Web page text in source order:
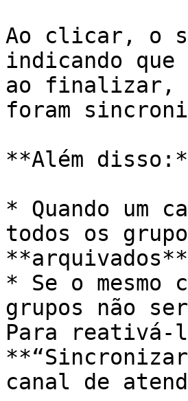
Ao clicar, o
indicando que
ao finalizar,
foram
**Além
* Quando um
todos os
* Se o
grupos não
Para reativá-
canal de